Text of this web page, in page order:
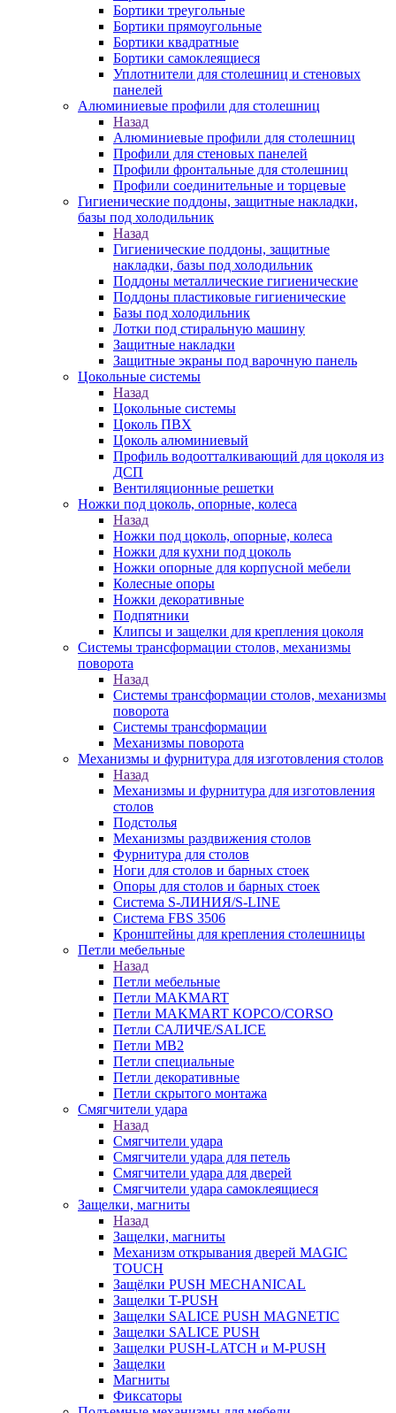
Бортики треугольные
Бортики прямоугольные
Бортики квадратные
Бортики самоклеящиеся
Уплотнители для столешниц и стеновых
панелей
Алюминиевые профили для столешниц
Назад
Алюминиевые профили для столешниц
Профили для стеновых панелей
Профили фронтальные для столешниц
Профили соединительные и торцевые
Гигиенические поддоны, защитные накладки,
базы под холодильник
Назад
Гигиенические поддоны, защитные
накладки, базы под холодильник
Поддоны металлические гигиенические
Поддоны пластиковые гигиенические
Базы под холодильник
Лотки под стиральную машину
Защитные накладки
Защитные экраны под варочную панель
Цокольные системы
Назад
Цокольные системы
Цоколь ПВХ
Цоколь алюминиевый
Профиль водоотталкивающий для цоколя из
ДСП
Вентиляционные решетки
Ножки под цоколь, опорные, колеса
Назад
Ножки под цоколь, опорные, колеса
Ножки для кухни под цоколь
Ножки опорные для корпусной мебели
Колесные опоры
Ножки декоративные
Подпятники
Клипсы и защелки для крепления цоколя
Системы трансформации столов, механизмы
поворота
Назад
Системы трансформации столов, механизмы
поворота
Системы трансформации
Механизмы поворота
Механизмы и фурнитура для изготовления столов
Назад
Механизмы и фурнитура для изготовления
столов
Подстолья
Механизмы раздвижения столов
Фурнитура для столов
Ноги для столов и барных стоек
Опоры для столов и барных стоек
Система S-ЛИНИЯ/S-LINE
Система FBS 3506
Кронштейны для крепления столешницы
Петли мебельные
Назад
Петли мебельные
Петли MAKMART
Петли MAKMART КОРСО/CORSO
Петли САЛИЧЕ/SALICE
Петли MB2
Петли специальные
Петли декоративные
Петли скрытого монтажа
Смягчители удара
Назад
Смягчители удара
Смягчители удара для петель
Смягчители удара для дверей
Cмягчители удара самоклеящиеся
Защелки, магниты
Назад
Защелки, магниты
Механизм открывания дверей MAGIC
TOUCH
Защёлки PUSH MECHANICAL
Защелки T-PUSH
Защелки SALICE PUSH MAGNETIC
Защелки SALICE PUSH
Защелки PUSH-LATCH и M-PUSH
Защелки
Магниты
Фиксаторы